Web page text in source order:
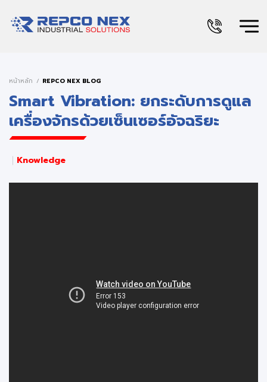
หน้าหลัก REPCO NEX BLOG
Smart Vibration: ยกระดับการดูแล
เครื่องจักรด้วยเซ็นเซอร์อัจฉริยะ
Knowledge